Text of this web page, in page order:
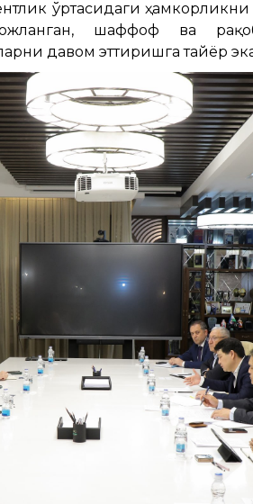
ўртасидаги
шаффоф ва
давом эттиришга тайёр